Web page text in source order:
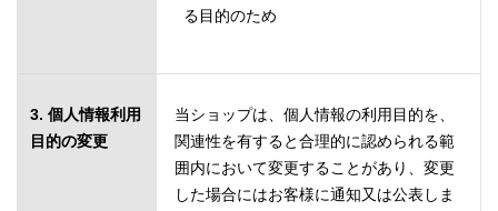
る目的のため
3. 個人情報利用
目的の変更
当ショップは、個人情報の利用目的を、
関連性を有すると合理的に認められる範
囲内において変更することがあり、変更
した場合にはお客様に通知又は公表しま